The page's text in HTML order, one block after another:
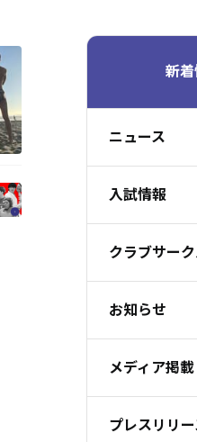
新
ニュース
入試情報
クラブサー
お知らせ
メディア掲
プレスリリー